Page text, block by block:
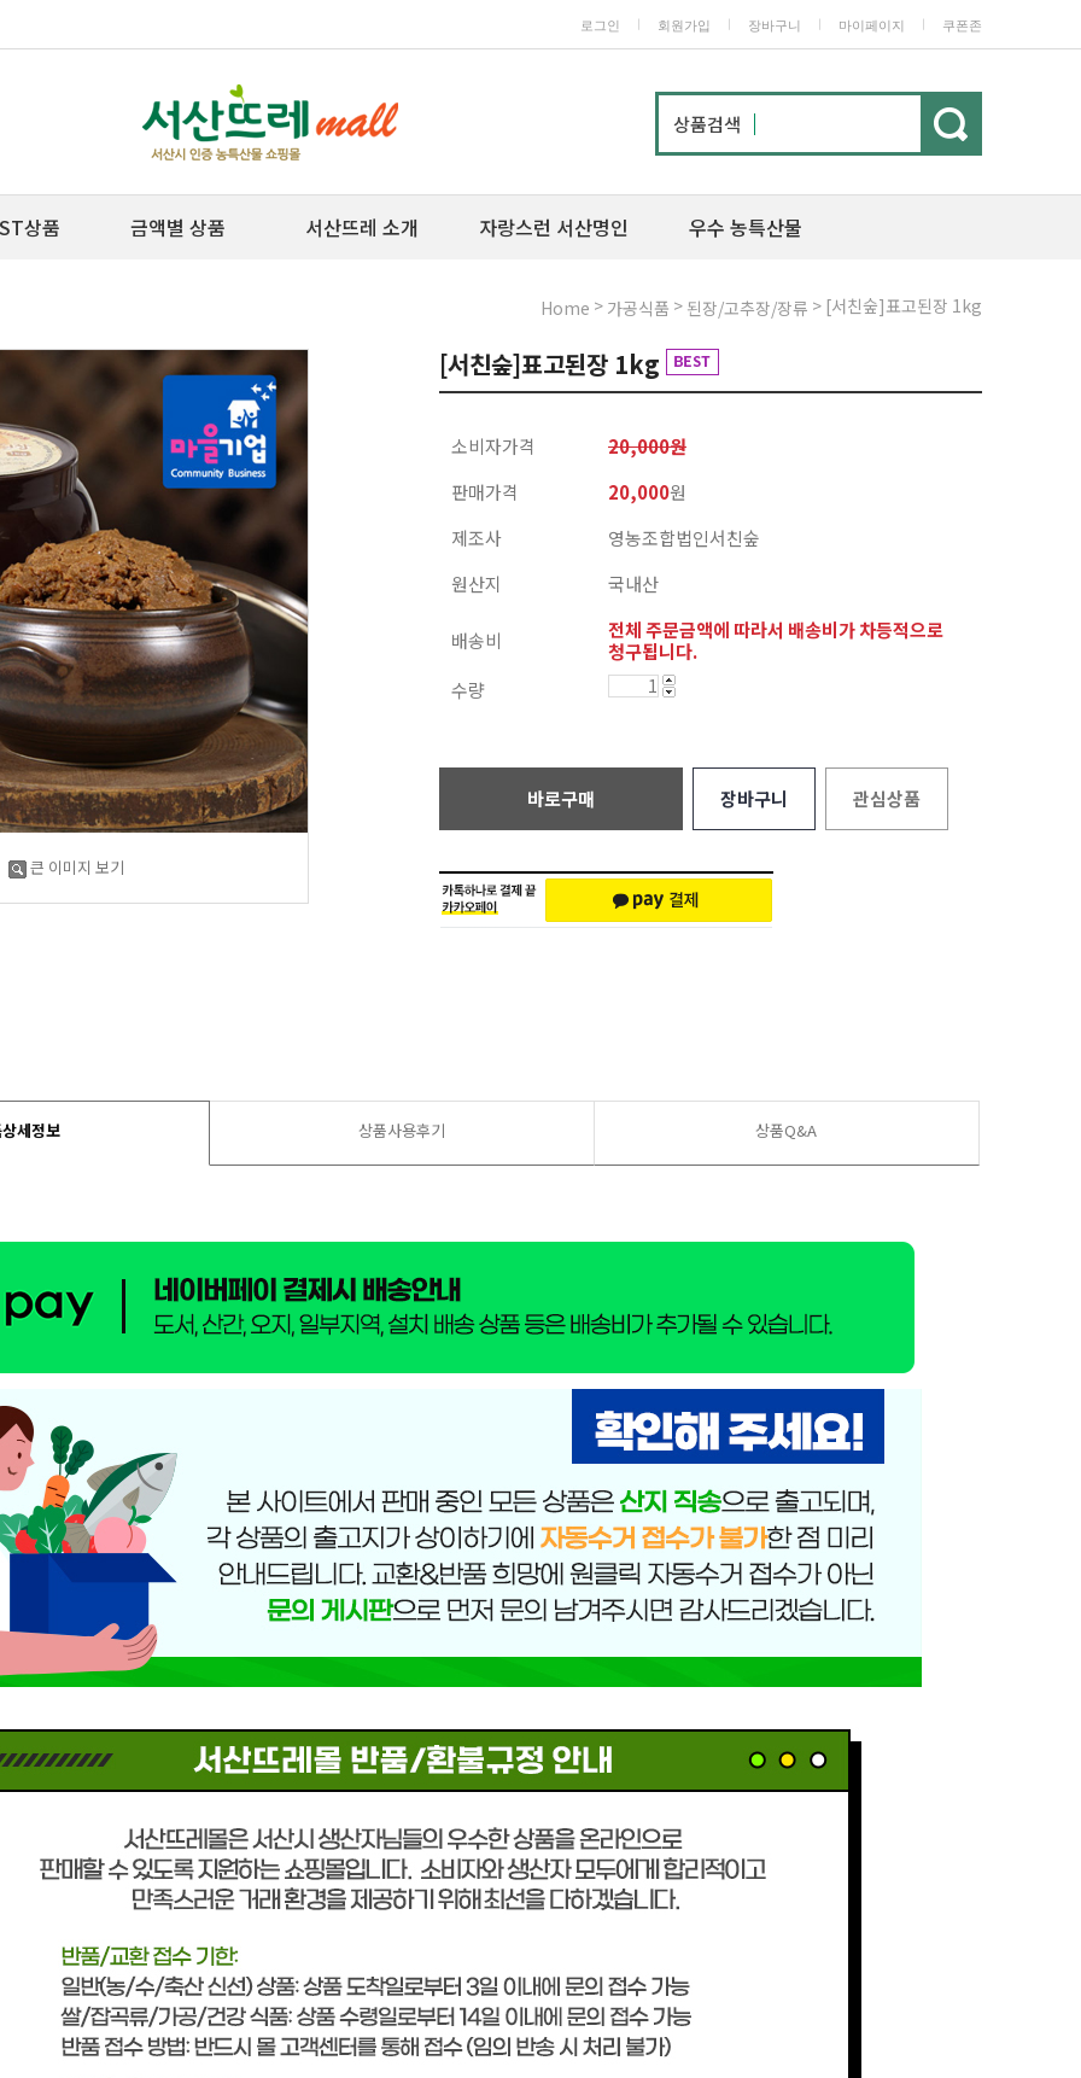
로그인 회원가입 장바구니 마이페이지 쿠폰존
상품검색
상품 금액별 상품 서산뜨레 소개 자랑스런 서산명인 우수 농특산물
Home > 가공식품 > 된장/고추장/장류 > [서친숲]표고된장 1kg
큰 이미지 보기
[서친숲]표고된장 1kg
소비자가격
20,000원
판매가격
20,000원
제조사
영농조합법인서친숲
원산지
국내산
배송비
전체 주문금액에 따라서 배송비가 차등적으로
청구됩니다.
수량
바로구매 장바구니 관심상품
세정보 상품사용후기 상품Q&A